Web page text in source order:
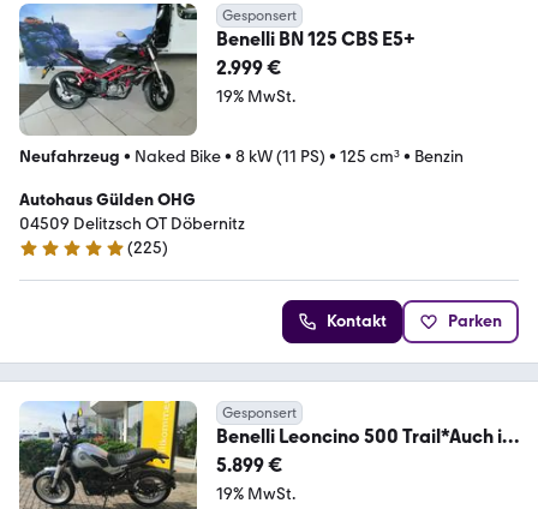
Gesponsert
Benelli BN 125 CBS E5+
2.999 €
19% MwSt.
Neufahrzeug • Naked Bike• 8 kW (11 PS) • 125 cm³• Benzin
Autohaus Gülden OHG
04509 Delitzsch OT Döbernitz
5 Sterne
(225)
Kontakt Parken
Gesponsert
Benelli Leoncino 500 Trail*Auch in
Green!!
5.899 €
19% MwSt.